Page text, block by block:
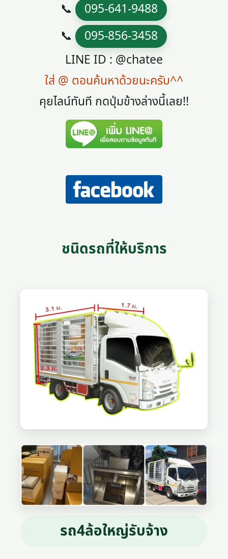
📞 095-641-9488
📞 095-856-3458
LINE ID : @chatee
ใส่ @ ตอนค้นหาด้วยนะครับ^^
คุยไลน์ทันที กดปุ่มข้างล่างนี้เลย!!
ชนิดรถที่ให้บริการ
รถ4ล้อใหญ่รับจ้าง